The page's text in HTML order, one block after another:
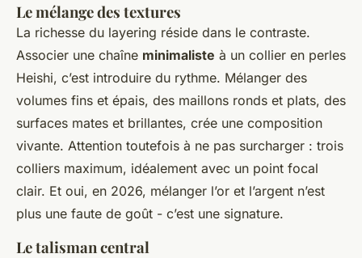
Le mélange des textures
La richesse du layering réside dans le contraste.
Associer une chaîne minimaliste à un collier en perles
Heishi, c’est introduire du rythme. Mélanger des
volumes fins et épais, des maillons ronds et plats, des
surfaces mates et brillantes, crée une composition
vivante. Attention toutefois à ne pas surcharger : trois
colliers maximum, idéalement avec un point focal
clair. Et oui, en 2026, mélanger l’or et l’argent n’est
plus une faute de goût - c’est une signature.
Le talisman central